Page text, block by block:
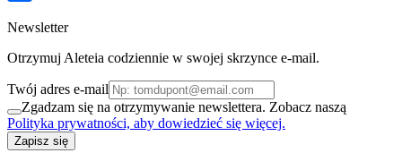
Newsletter
Otrzymuj Aleteia codziennie w swojej skrzynce e-mail.
Twój adres e-mail
Zgadzam się na otrzymywanie newslettera. Zobacz naszą
Polityka prywatności, aby dowiedzieć się więcej.
Zapisz się